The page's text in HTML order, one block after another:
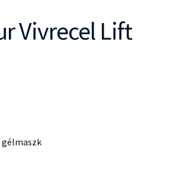
Vivrecel Lift
gélmaszk